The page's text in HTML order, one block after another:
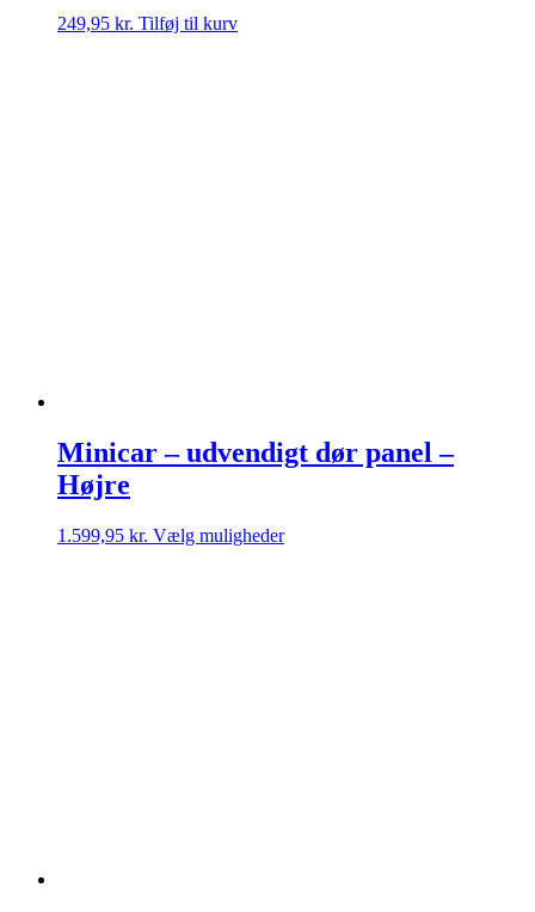
249,95 kr. Tilføj til kurv
Minicar – udvendigt dør panel –
Højre
1.599,95 kr. Vælg mulighederDette